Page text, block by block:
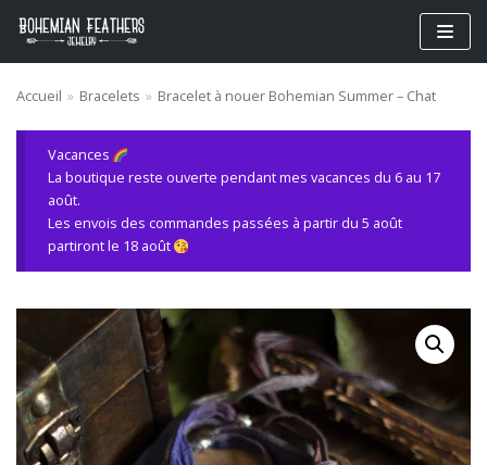
Aller
Accueil » Bracelets » Bracelet à nouer Bohemian Summer – Chat
Vacances
La boutique reste ouverte pendant mes vacances du 6 au 17
août.
Les envois des commandes passées à partir du 5 août
partiront le 18 août